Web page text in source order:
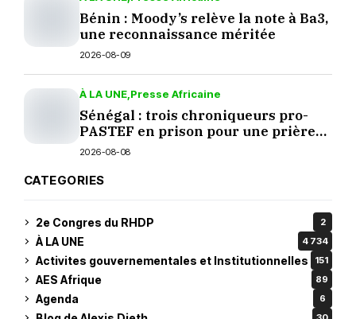
Bénin : Moody’s relève la note à Ba3,
une reconnaissance méritée
2026-08-09
À LA UNE Presse Africaine
Sénégal : trois chroniqueurs pro-
PASTEF en prison pour une prière
sur TikTok
2026-08-08
CATEGORIES
2e Congres du RHDP 2
À LA UNE 4 734
Activites gouvernementales et Institutionnelles 151
AES Afrique 89
Agenda 6